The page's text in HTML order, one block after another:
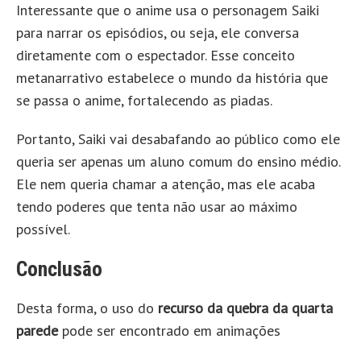
Interessante que o anime usa o personagem Saiki
para narrar os episódios, ou seja, ele conversa
diretamente com o espectador. Esse conceito
metanarrativo estabelece o mundo da história que
se passa o anime, fortalecendo as piadas.
Portanto, Saiki vai desabafando ao público como ele
queria ser apenas um aluno comum do ensino médio.
Ele nem queria chamar a atenção, mas ele acaba
tendo poderes que tenta não usar ao máximo
possível.
Conclusão
Desta forma, o uso do recurso da quebra da quarta
paredepode ser encontrado em animações